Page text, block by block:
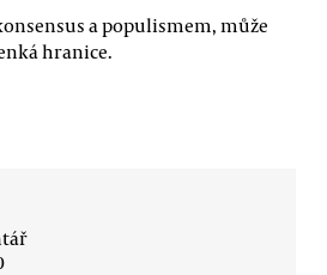
a populismem, může
hranice.